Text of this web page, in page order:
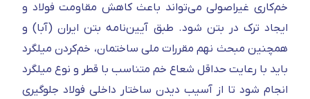
خم‌کاری غیراصولی می‌تواند باعث کاهش مقاومت فولاد و
ایجاد ترک در بتن شود. طبق آیین‌نامه بتن ایران (آبا) و
همچنین مبحث نهم مقررات ملی ساختمان، خم‌کردن میلگرد
باید با رعایت حداقل شعاع خم متناسب با قطر و نوع میلگرد
انجام شود تا از آسیب دیدن ساختار داخلی فولاد جلوگیری